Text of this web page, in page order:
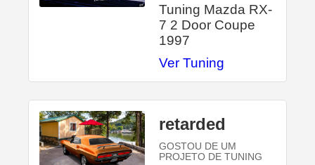
Tuning Mazda RX-
7 2 Door Coupe
1997
Ver Tuning
retarded
GOSTOU DE UM
PROJETO DE TUNING